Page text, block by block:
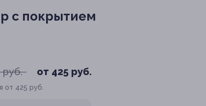
с покрытием
руб. от 425 руб.
от 425 руб.